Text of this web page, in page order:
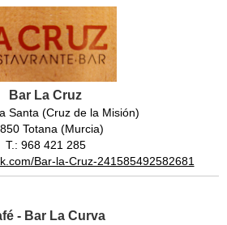
Bar La Cruz
Santa (Cruz de la Misión)
Totana (Murcia)
T.: 968 421 285
Bar-la-Cruz-241585492582681
- Bar La Curva